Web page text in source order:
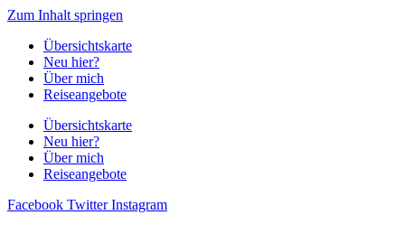
Zum Inhalt springen
Übersichtskarte
Neu hier?
Über mich
Reiseangebote
Übersichtskarte
Neu hier?
Über mich
Reiseangebote
Facebook Twitter Instagram